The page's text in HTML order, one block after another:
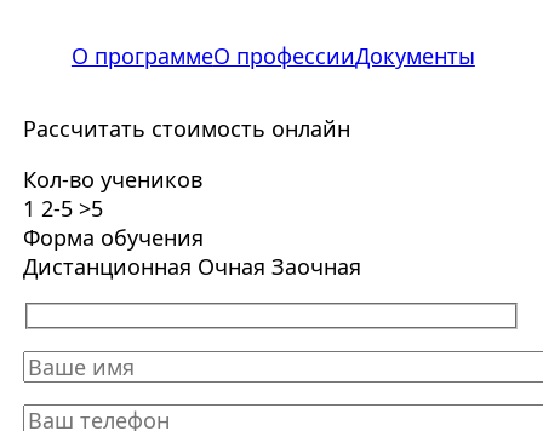
О программеО профессииДокументы
Рассчитать стоимость онлайн
Кол-во учеников
1 2-5 >5
Форма обучения
Дистанционная Очная Заочная